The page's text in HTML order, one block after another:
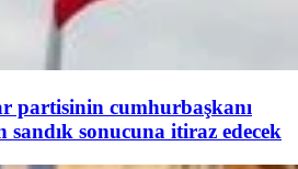
partisinin cumhurbaşkanı
sandık sonucuna itiraz edecek